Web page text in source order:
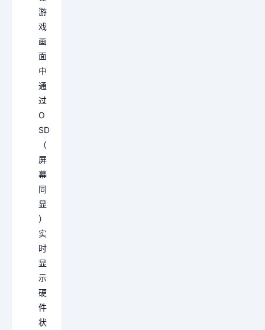
游
戏
画
面
中
通
过
O
SD
（
屏
幕
同
显
）
实
时
显
示
硬
件
状